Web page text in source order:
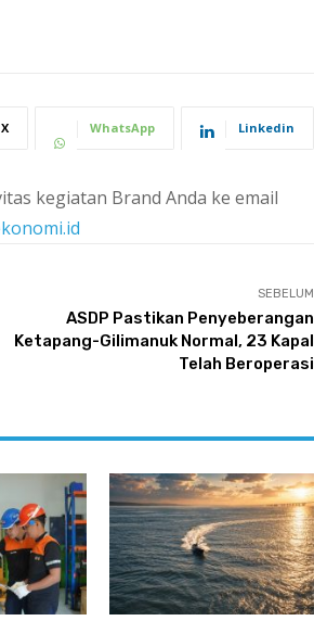
X WhatsApp Linkedin
kegiatan Brand Anda ke email
SEBELUM
ASDP Pastikan Penyeberangan
Ketapang-Gilimanuk Normal, 23 Kapal
Telah Beroperasi